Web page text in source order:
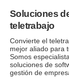
Soluciones
teletrabajo
Convierte el
mejor aliado para
Somos
soluciones de
gestión de